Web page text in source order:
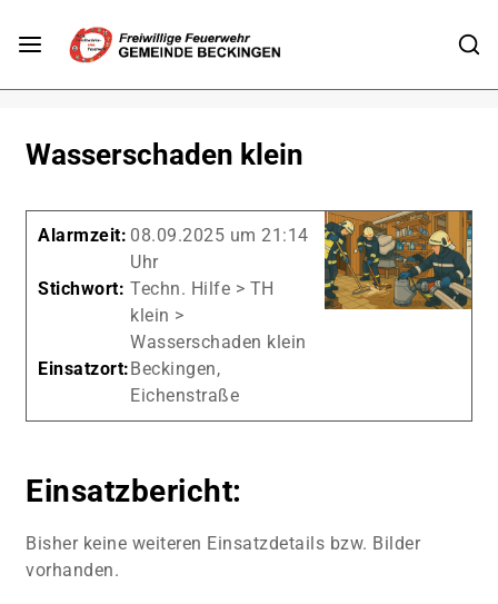
Wasserschaden klein
Alarmzeit: 08.09.2025 um 21:14
Uhr
Stichwort: Techn. Hilfe > TH
klein >
Wasserschaden klein
Einsatzort:Beckingen,
Eichenstraße
Einsatzbericht:
Bisher keine weiteren Einsatzdetails bzw. Bilder
vorhanden.